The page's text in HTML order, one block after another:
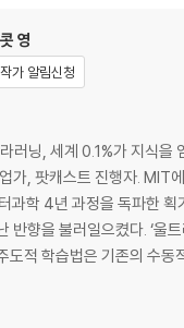
스승이다
능성을 키운다/ 학교 수업
닌 성공이 최고의 동기부여
지식의 적이다
‘직관’/ 전문가들이 가진 능
유/ 전문가의 지식 뽑아내
영
가 알림신청
러닝, 세계 0.1%가 지식을
가, 팟캐스트 진행자. MIT
과학 4년 과정을 독파한 획
반향을 불러일으켰다. ‘울
도적 학습법은 기존의 수동
년부터 자신의 블로그에 학
을 꾸준히 써온 그는 학습법